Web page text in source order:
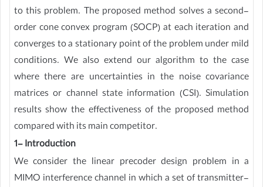
to this problem. The proposed method solves a second-
order cone convex program (SOCP) at each iteration and
converges to a stationary point of the problem under mild
conditions. We also extend our algorithm to the case
where there are uncertainties in the noise covariance
matrices or channel state information (CSI). Simulation
results show the effectiveness of the proposed method
compared with its main competitor.
1- Introduction
We consider the linear precoder design problem in a
MIMO interference channel in which a set of transmitter-